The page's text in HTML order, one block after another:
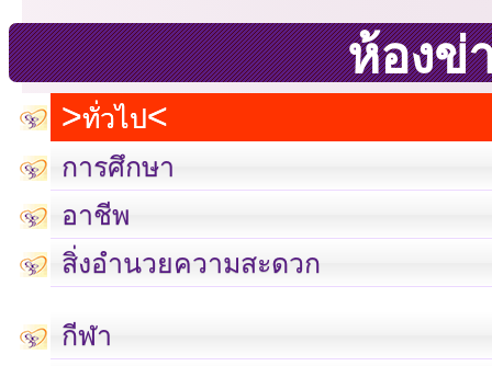
ห้องข่
ทั่วไป
การศึกษา
อาชีพ
สิ่งอำนวยความสะดวก
กีฬา